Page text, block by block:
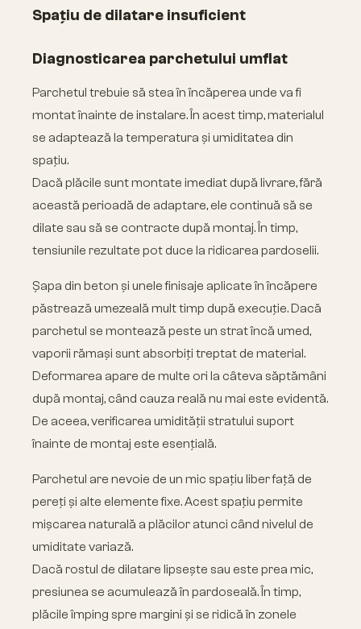
Spațiu de dilatare insuficient
Diagnosticarea parchetului umflat
Parchetul trebuie să stea în încăperea unde va fi
montat înainte de instalare. În acest timp, materialul
se adaptează la temperatura și umiditatea din
spațiu.
Dacă plăcile sunt montate imediat după livrare, fără
această perioadă de adaptare, ele continuă să se
dilate sau să se contracte după montaj. În timp,
tensiunile rezultate pot duce la ridicarea pardoselii.
Șapa din beton și unele finisaje aplicate în încăpere
păstrează umezeală mult timp după execuție. Dacă
parchetul se montează peste un strat încă umed,
vaporii rămași sunt absorbiți treptat de material.
Deformarea apare de multe ori la câteva săptămâni
după montaj, când cauza reală nu mai este evidentă.
De aceea, verificarea umidității stratului suport
înainte de montaj este esențială.
Parchetul are nevoie de un mic spațiu liber față de
pereți și alte elemente fixe. Acest spațiu permite
mișcarea naturală a plăcilor atunci când nivelul de
umiditate variază.
Dacă rostul de dilatare lipsește sau este prea mic,
presiunea se acumulează în pardoseală. În timp,
plăcile împing spre margini și se ridică în zonele